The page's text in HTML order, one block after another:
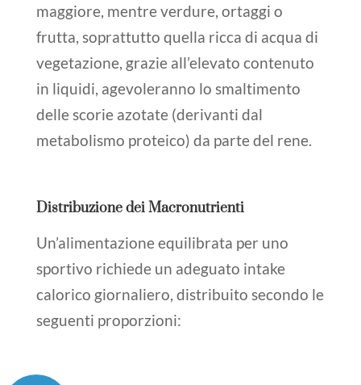
maggiore, mentre verdure, ortaggi o
frutta, soprattutto quella ricca di acqua di
vegetazione, grazie all’elevato contenuto
in liquidi, agevoleranno lo smaltimento
delle scorie azotate (derivanti dal
metabolismo proteico) da parte del rene.
Distribuzione dei Macronutrienti
Un’alimentazione equilibrata per uno
sportivo richiede un adeguato intake
calorico giornaliero, distribuito secondo le
seguenti proporzioni: